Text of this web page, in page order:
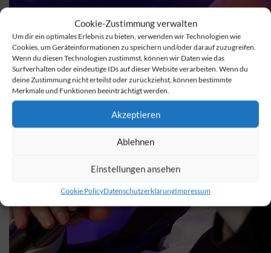
Cookie-Zustimmung verwalten
Um dir ein optimales Erlebnis zu bieten, verwenden wir Technologien wie
Cookies, um Geräteinformationen zu speichern und/oder darauf zuzugreifen.
Wenn du diesen Technologien zustimmst, können wir Daten wie das
Surfverhalten oder eindeutige IDs auf dieser Website verarbeiten. Wenn du
deine Zustimmung nicht erteilst oder zurückziehst, können bestimmte
Merkmale und Funktionen beeinträchtigt werden.
Akzeptieren
Ablehnen
Einstellungen ansehen
Cookie PolicyDatenschutzerklärungImpressum